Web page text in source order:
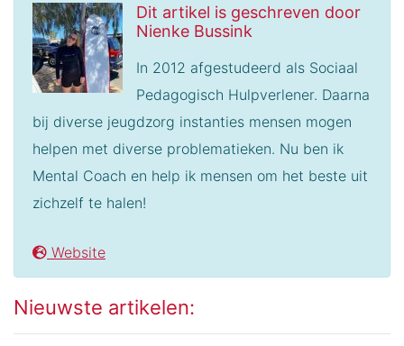
Dit artikel is geschreven door
Nienke Bussink
In 2012 afgestudeerd als Sociaal
Pedagogisch Hulpverlener. Daarna
bij diverse jeugdzorg instanties mensen mogen
helpen met diverse problematieken. Nu ben ik
Mental Coach en help ik mensen om het beste uit
zichzelf te halen!
Website
Nieuwste artikelen: